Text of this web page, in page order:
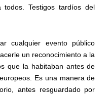
todos. Testigos tardíos del
cualquier evento público
un reconocimiento a la
que la habitaban antes de
Es una manera de
antes resguardado por